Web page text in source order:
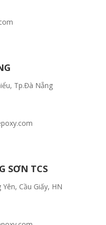
Tp.Đà Nẵng
SƠN TCS
Cầu Giấy, HN